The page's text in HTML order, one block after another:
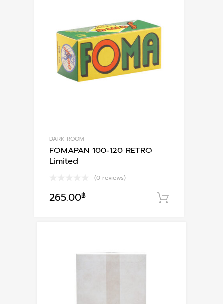
DARK ROOM
FOMAPAN 100-120 RETRO
Limited
(0 reviews)
265.00฿